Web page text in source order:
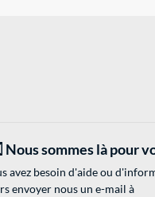
Nous sommes là pour
avez besoin d'aide ou
envoyer nous un e-mail à